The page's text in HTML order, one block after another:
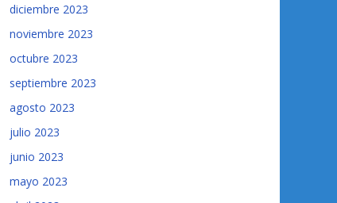
diciembre 2023
noviembre 2023
octubre 2023
septiembre 2023
agosto 2023
julio 2023
junio 2023
mayo 2023